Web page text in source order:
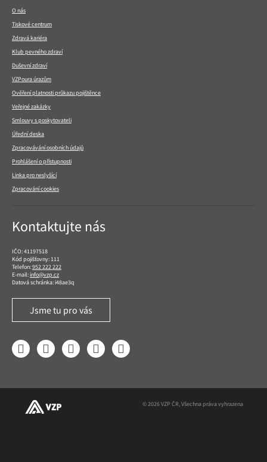
O nás
Tiskové centrum
Zdravá kariéra
Klub pevného zdraví
Duševní zdraví
VZPoura úrazům
Ověření platnosti průkazu pojištěnce
Veřejné zakázky
Smlouvy s poskytovateli
Úřední deska
Zpracovávání osobních údajů
Prohlášení o přístupnosti
Linka pro neslyšící
Zpracování cookies
Kontaktujte nás
IČO: 41197518
Kód pojišťovny: 111
Telefon:952 222 222
E-mail:info@vzp.cz
Datová schránka: i48ae3q
Jsme tu pro vás
FacebookLinkedIn YouTube InstagramTwitter
© 2026 VZP ČR, Všechna práva vyhrazena